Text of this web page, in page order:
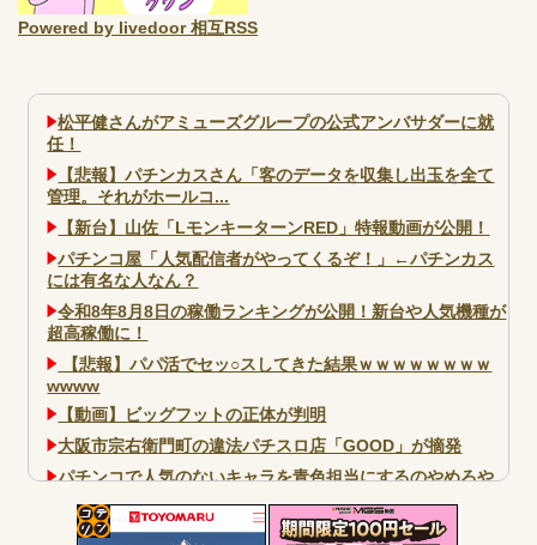
Powered by livedoor 相互RSS
松平健さんがアミューズグループの公式アンバサダーに就
任！
【悲報】パチンカスさん「客のデータを収集し出玉を全て
管理。それがホールコ...
【新台】山佐「LモンキーターンRED」特報動画が公開！
パチンコ屋「人気配信者がやってくるぞ！」←パチンカス
には有名な人なん？
令和8年8月8日の稼働ランキングが公開！新台や人気機種が
超高稼働に！
【悲報】パパ活でセッ○スしてきた結果ｗｗｗｗｗｗｗｗ
wwww
【動画】ビッグフットの正体が判明
大阪市宗右衛門町の違法パチスロ店「GOOD」が摘発
パチンコで人気のないキャラを青色担当にするのやめろや
ワイ、パチンコ屋店員の目の前で会員カードを握り潰し
「今までありがとう」と...